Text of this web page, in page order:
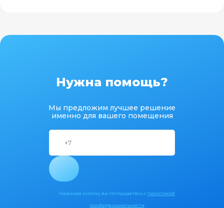
Нужна помощь?
Мы предложим лучшее решение
именно для вашего помещения
Нажимая кнопку вы соглашаетесь с политикой
конфиденциальности